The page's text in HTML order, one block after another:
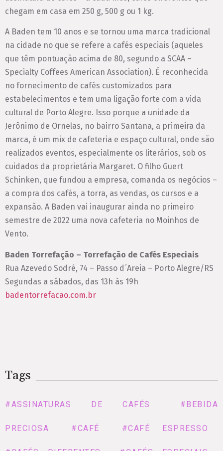
chegam em casa em 250 g, 500 g ou 1 kg.
A Baden tem 10 anos e se tornou uma marca tradicional
na cidade no que se refere a cafés especiais (aqueles
que têm pontuação acima de 80, segundo a SCAA –
Specialty Coffees American Association). É reconhecida
no fornecimento de cafés customizados para
estabelecimentos e tem uma ligação forte com a vida
cultural de Porto Alegre. Isso porque a unidade da
Jerônimo de Ornelas, no bairro Santana, a primeira da
marca, é um mix de cafeteria e espaço cultural, onde são
realizados eventos, especialmente os literários, sob os
cuidados da proprietária Margaret. O filho Guert
Schinken, que fundou a empresa, comanda os negócios –
a compra dos cafés, a torra, as vendas, os cursos e a
expansão. A Baden vai inaugurar ainda no primeiro
semestre de 2022 uma nova cafeteria no Moinhos de
Vento.
Baden Torrefação – Torrefação de Cafés Especiais
Rua Azevedo Sodré, 74 – Passo d´Areia – Porto Alegre/RS
Segundas a sábados, das 13h às 19h
badentorrefacao.com.br
Tags
#ASSINATURAS DE CAFÉS #BEBIDA
PRECIOSA #CAFÉ #CAFÉ ESPRESSO